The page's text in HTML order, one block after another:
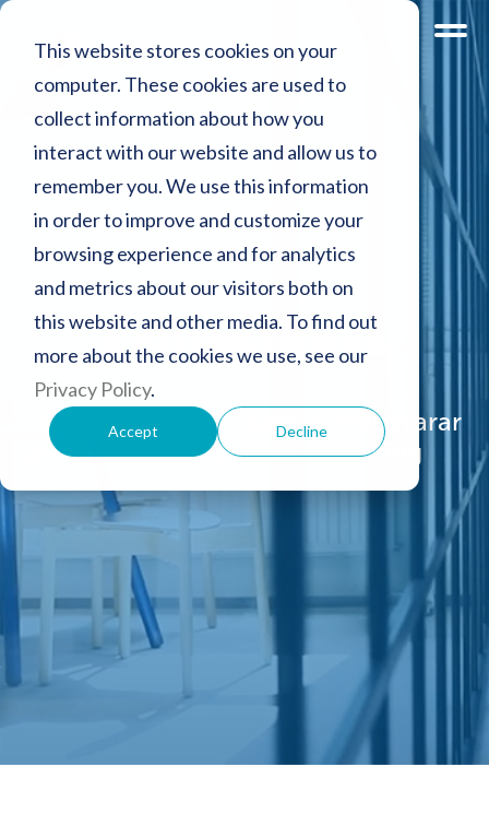
This website stores cookies on your
computer. These cookies are used to
collect information about how you
interact with our website and allow us to
remember you. We use this information
in order to improve and customize your
browsing experience and for analytics
and metrics about our visitors both on
this website and other media. To find out
more about the cookies we use, see our
Privacy Policy.
Accept Decline
Kontakta oss
Våra inomhusmiljöspecialister svarar
gärna på era frågor om luftrening